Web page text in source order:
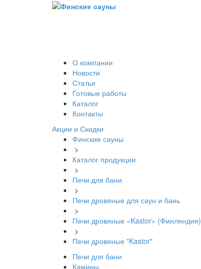
О компании
Новости
Статьи
Готовые работы
Каталог
Контакты
Акции и Скидки
Финские сауны
>
Каталог продукции
>
Печи для бани
>
Печи дровяные для саун и бань
>
Печи дровяные «Kastor» (Финляндия)
>
Печи дровяные "Kastor"
Печи для бани
Камины